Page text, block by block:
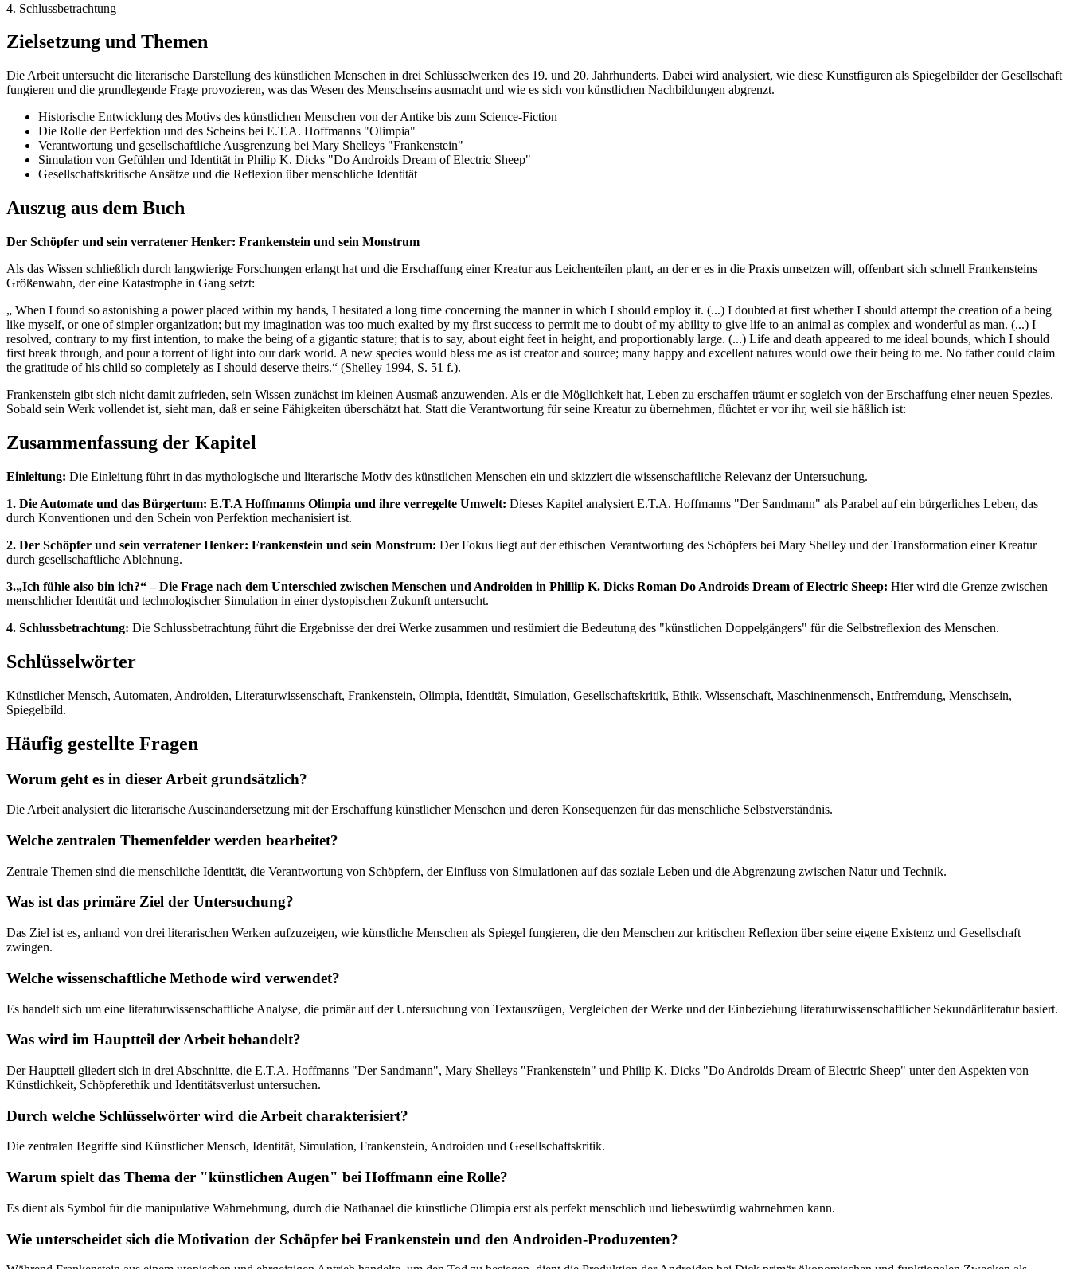
4. Schlussbetrachtung
Zielsetzung und Themen
Die Arbeit untersucht die literarische Darstellung des künstlichen Menschen in drei Schlüsselwerken des 19. und 20. Jahrhunderts. Dabei wird analysiert, wie diese Kunstfiguren als Spiegelbilder der Gesellschaft
fungieren und die grundlegende Frage provozieren, was das Wesen des Menschseins ausmacht und wie es sich von künstlichen Nachbildungen abgrenzt.
Historische Entwicklung des Motivs des künstlichen Menschen von der Antike bis zum Science-Fiction
Die Rolle der Perfektion und des Scheins bei E.T.A. Hoffmanns "Olimpia"
Verantwortung und gesellschaftliche Ausgrenzung bei Mary Shelleys "Frankenstein"
Simulation von Gefühlen und Identität in Philip K. Dicks "Do Androids Dream of Electric Sheep"
Gesellschaftskritische Ansätze und die Reflexion über menschliche Identität
Auszug aus dem Buch
Der Schöpfer und sein verratener Henker: Frankenstein und sein Monstrum
Als das Wissen schließlich durch langwierige Forschungen erlangt hat und die Erschaffung einer Kreatur aus Leichenteilen plant, an der er es in die Praxis umsetzen will, offenbart sich schnell Frankensteins
Größenwahn, der eine Katastrophe in Gang setzt:
„ When I found so astonishing a power placed within my hands, I hesitated a long time concerning the manner in which I should employ it. (...) I doubted at first whether I should attempt the creation of a being
like myself, or one of simpler organization; but my imagination was too much exalted by my first success to permit me to doubt of my ability to give life to an animal as complex and wonderful as man. (...) I
resolved, contrary to my first intention, to make the being of a gigantic stature; that is to say, about eight feet in height, and proportionably large. (...) Life and death appeared to me ideal bounds, which I should
first break through, and pour a torrent of light into our dark world. A new species would bless me as ist creator and source; many happy and excellent natures would owe their being to me. No father could claim
the gratitude of his child so completely as I should deserve theirs.“ (Shelley 1994, S. 51 f.).
Frankenstein gibt sich nicht damit zufrieden, sein Wissen zunächst im kleinen Ausmaß anzuwenden. Als er die Möglichkeit hat, Leben zu erschaffen träumt er sogleich von der Erschaffung einer neuen Spezies.
Sobald sein Werk vollendet ist, sieht man, daß er seine Fähigkeiten überschätzt hat. Statt die Verantwortung für seine Kreatur zu übernehmen, flüchtet er vor ihr, weil sie häßlich ist:
Zusammenfassung der Kapitel
Einleitung: Die Einleitung führt in das mythologische und literarische Motiv des künstlichen Menschen ein und skizziert die wissenschaftliche Relevanz der Untersuchung.
1. Die Automate und das Bürgertum: E.T.A Hoffmanns Olimpia und ihre verregelte Umwelt: Dieses Kapitel analysiert E.T.A. Hoffmanns "Der Sandmann" als Parabel auf ein bürgerliches Leben, das
durch Konventionen und den Schein von Perfektion mechanisiert ist.
2. Der Schöpfer und sein verratener Henker: Frankenstein und sein Monstrum: Der Fokus liegt auf der ethischen Verantwortung des Schöpfers bei Mary Shelley und der Transformation einer Kreatur
durch gesellschaftliche Ablehnung.
3.„Ich fühle also bin ich?“ – Die Frage nach dem Unterschied zwischen Menschen und Androiden in Phillip K. Dicks Roman Do Androids Dream of Electric Sheep: Hier wird die Grenze zwischen
menschlicher Identität und technologischer Simulation in einer dystopischen Zukunft untersucht.
4. Schlussbetrachtung: Die Schlussbetrachtung führt die Ergebnisse der drei Werke zusammen und resümiert die Bedeutung des "künstlichen Doppelgängers" für die Selbstreflexion des Menschen.
Schlüsselwörter
Künstlicher Mensch, Automaten, Androiden, Literaturwissenschaft, Frankenstein, Olimpia, Identität, Simulation, Gesellschaftskritik, Ethik, Wissenschaft, Maschinenmensch, Entfremdung, Menschsein,
Spiegelbild.
Häufig gestellte Fragen
Worum geht es in dieser Arbeit grundsätzlich?
Die Arbeit analysiert die literarische Auseinandersetzung mit der Erschaffung künstlicher Menschen und deren Konsequenzen für das menschliche Selbstverständnis.
Welche zentralen Themenfelder werden bearbeitet?
Zentrale Themen sind die menschliche Identität, die Verantwortung von Schöpfern, der Einfluss von Simulationen auf das soziale Leben und die Abgrenzung zwischen Natur und Technik.
Was ist das primäre Ziel der Untersuchung?
Das Ziel ist es, anhand von drei literarischen Werken aufzuzeigen, wie künstliche Menschen als Spiegel fungieren, die den Menschen zur kritischen Reflexion über seine eigene Existenz und Gesellschaft
zwingen.
Welche wissenschaftliche Methode wird verwendet?
Es handelt sich um eine literaturwissenschaftliche Analyse, die primär auf der Untersuchung von Textauszügen, Vergleichen der Werke und der Einbeziehung literaturwissenschaftlicher Sekundärliteratur basiert.
Was wird im Hauptteil der Arbeit behandelt?
Der Hauptteil gliedert sich in drei Abschnitte, die E.T.A. Hoffmanns "Der Sandmann", Mary Shelleys "Frankenstein" und Philip K. Dicks "Do Androids Dream of Electric Sheep" unter den Aspekten von
Künstlichkeit, Schöpferethik und Identitätsverlust untersuchen.
Durch welche Schlüsselwörter wird die Arbeit charakterisiert?
Die zentralen Begriffe sind Künstlicher Mensch, Identität, Simulation, Frankenstein, Androiden und Gesellschaftskritik.
Warum spielt das Thema der "künstlichen Augen" bei Hoffmann eine Rolle?
Es dient als Symbol für die manipulative Wahrnehmung, durch die Nathanael die künstliche Olimpia erst als perfekt menschlich und liebeswürdig wahrnehmen kann.
Wie unterscheidet sich die Motivation der Schöpfer bei Frankenstein und den Androiden-Produzenten?